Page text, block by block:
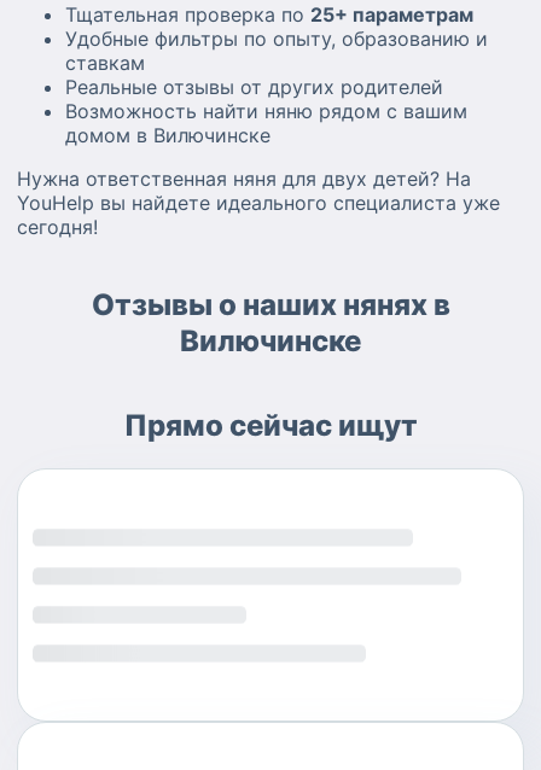
Тщательная проверка по 25+ параметрам
Удобные фильтры по опыту, образованию и
ставкам
Реальные отзывы от других родителей
Возможность найти няню рядом с вашим
домом в Вилючинске
Нужна ответственная няня для двух детей? На
YouHelp вы найдете идеального специалиста уже
сегодня!
Отзывы о наших нянях в
Вилючинске
Прямо сейчас ищут